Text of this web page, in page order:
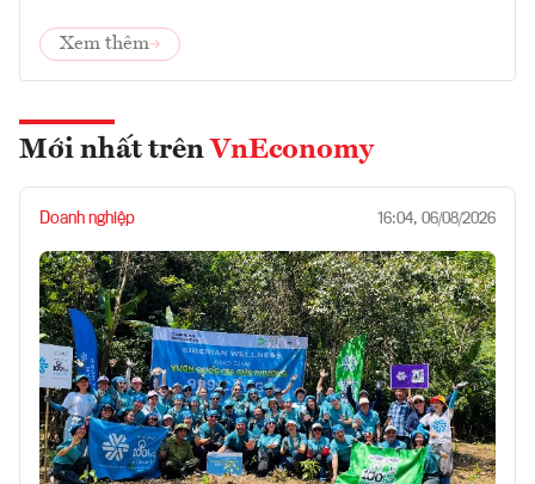
Xem thêm
Mới nhất trên VnEconomy
Doanh nghiệp 16:04, 06/08/2026